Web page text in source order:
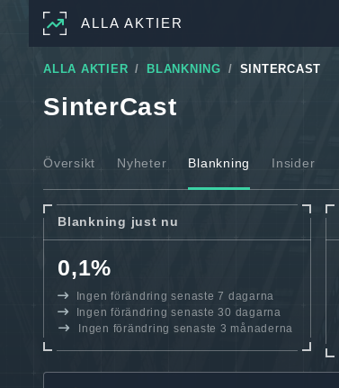
ALLA AKTIER
ALLA AKTIER BLANKNING SINTERCAST
SinterCast
Översikt Nyheter Blankning Insider
Blankning just nu
0,1%
Ingen förändring senaste 7 dagarna
Ingen förändring senaste 30 dagarna
Ingen förändring senaste 3 månaderna